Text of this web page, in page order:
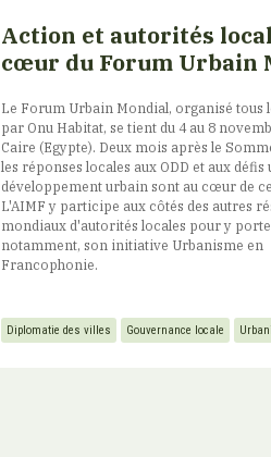
Action et autorités
cœur du Forum Urbain
Le Forum Urbain Mondial, organisé tous
par Onu Habitat, se tient du 4 au 8
Caire (Egypte). Deux mois après le
les réponses locales aux ODD et aux défis
développement urbain sont au cœur de
L'AIMF y participe aux côtés des autres
mondiaux d'autorités locales pour y
notamment, son initiative Urbanisme en
Francophonie.
Diplomatie des villes Gouvernance locale